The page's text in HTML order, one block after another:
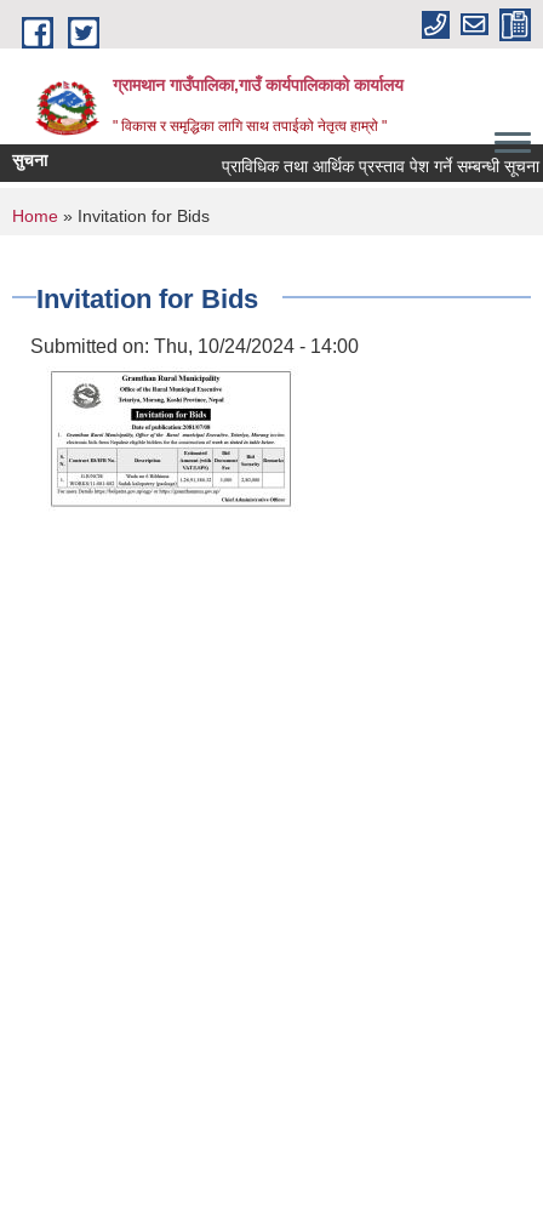
Skip to main content
ग्रामथान गाउँपालिका,गाउँ कार्यपालिकाको कार्यालय
" विकास र समृद्धिका लागि साथ तपाईको नेतृत्व हाम्रो "
सुचना प्राविधिक तथा आर्थिक प्रस्ताव पेश गर्ने सम्बन्धी सूचना
You are here
Home » Invitation for Bids
Invitation for Bids
Submitted on: Thu, 10/24/2024 - 14:00